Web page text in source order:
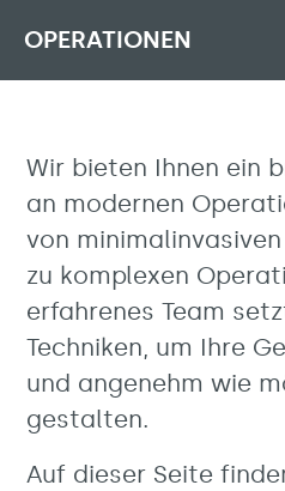
OPERATIONEN
Wir bieten Ihnen ein
an modernen
von
zu komplexen
erfahrenes Team
Techniken, um Ihre
und angenehm wie
gestalten.
Auf dieser Seite